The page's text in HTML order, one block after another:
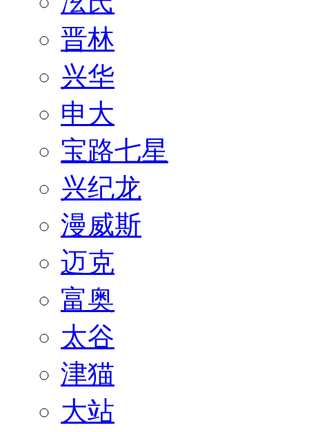
晋林
兴华
申大
宝路七星
兴纪龙
漫威斯
迈克
富奥
太谷
津猫
大站